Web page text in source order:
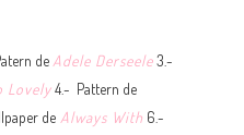
de Adele Derseele3.-
Lovely4.- Pattern de
de Always With 6.-